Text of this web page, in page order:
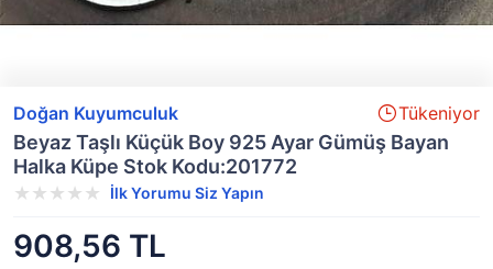
Doğan Kuyumculuk Tükeniyor
Beyaz Taşlı Küçük Boy 925 Ayar Gümüş Bayan
Halka Küpe Stok Kodu:201772
İlk Yorumu Siz Yapın
908,56 TL